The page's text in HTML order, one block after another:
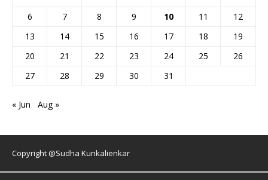
6
7 8 9 10 11
12
13
14 15 16 17 18
19
20
21 22 23 24 25
26
27
28 29 30 31
« Jun Aug »
Copyright @Sudha Kunkalienkar